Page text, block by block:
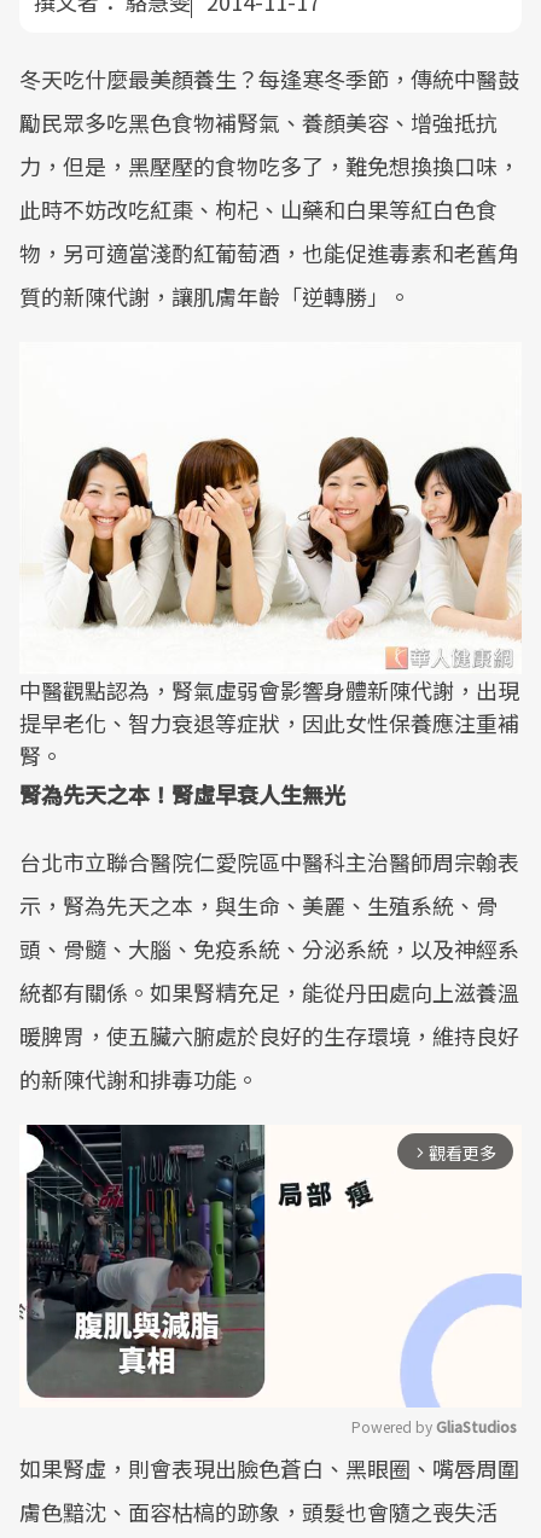
冬天吃什麼最美顏養生？每逢寒冬季節，傳統中醫鼓
勵民眾多吃黑色食物補腎氣、養顏美容、增強抵抗
力，但是，黑壓壓的食物吃多了，難免想換換口味，
此時不妨改吃紅棗、枸杞、山藥和白果等紅白色食
物，另可適當淺酌紅葡萄酒，也能促進毒素和老舊角
質的新陳代謝，讓肌膚年齡「逆轉勝」。
中醫觀點認為，腎氣虛弱會影響身體新陳代謝，出現
提早老化、智力衰退等症狀，因此女性保養應注重補
腎。
腎為先天之本！腎虛早衰人生無光
台北市立聯合醫院仁愛院區中醫科主治醫師周宗翰表
示，腎為先天之本，與生命、美麗、生殖系統、骨
頭、骨髓、大腦、免疫系統、分泌系統，以及神經系
統都有關係。如果腎精充足，能從丹田處向上滋養溫
暖脾胃，使五臟六腑處於良好的生存環境，維持良好
的新陳代謝和排毒功能。
arrow_forward_ios 觀看更多
Mute
Powered by GliaStudios
如果腎虛，則會表現出臉色蒼白、黑眼圈、嘴唇周圍
膚色黯沈、面容枯槁的跡象，頭髮也會隨之喪失活